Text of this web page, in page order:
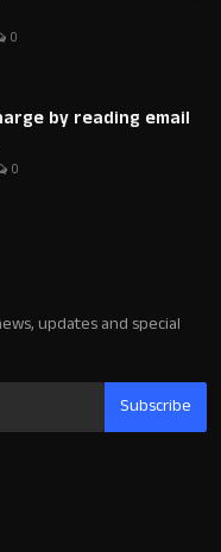
0
by reading email
0
updates and special
Subscribe